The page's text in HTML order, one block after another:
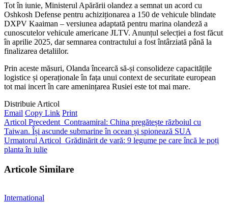
Tot în iunie, Ministerul Apărării olandez a semnat un acord cu
Oshkosh Defense pentru achiziționarea a 150 de vehicule blindate
DXPV Kaaiman – versiunea adaptată pentru marina olandeză a
cunoscutelor vehicule americane JLTV. Anunțul selecției a fost făcut
în aprilie 2025, dar semnarea contractului a fost întârziată până la
finalizarea detaliilor.
Prin aceste măsuri, Olanda încearcă să-și consolideze capacitățile
logistice și operaționale în fața unui context de securitate european
tot mai incert în care amenințarea Rusiei este tot mai mare.
Distribuie Articol
Email Copy Link Print
Articol Precedent Contraamiral: China pregătește războiul cu
Taiwan. Își ascunde submarine în ocean și spionează SUA
Urmatorul Articol Grădinărit de vară: 9 legume pe care încă le poți
planta în iulie
Articole Similare
International